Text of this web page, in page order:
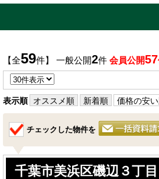
せ
レオガーデン船
1期〕 レオガーデン成田
お預かりして
て レオガーデン倶
自由設計・
【全59件】 一般公開2件 会員公開57
表示順 オススメ順 新着順 価格の安
チェックした物件を
千葉市美浜区磯辺３丁